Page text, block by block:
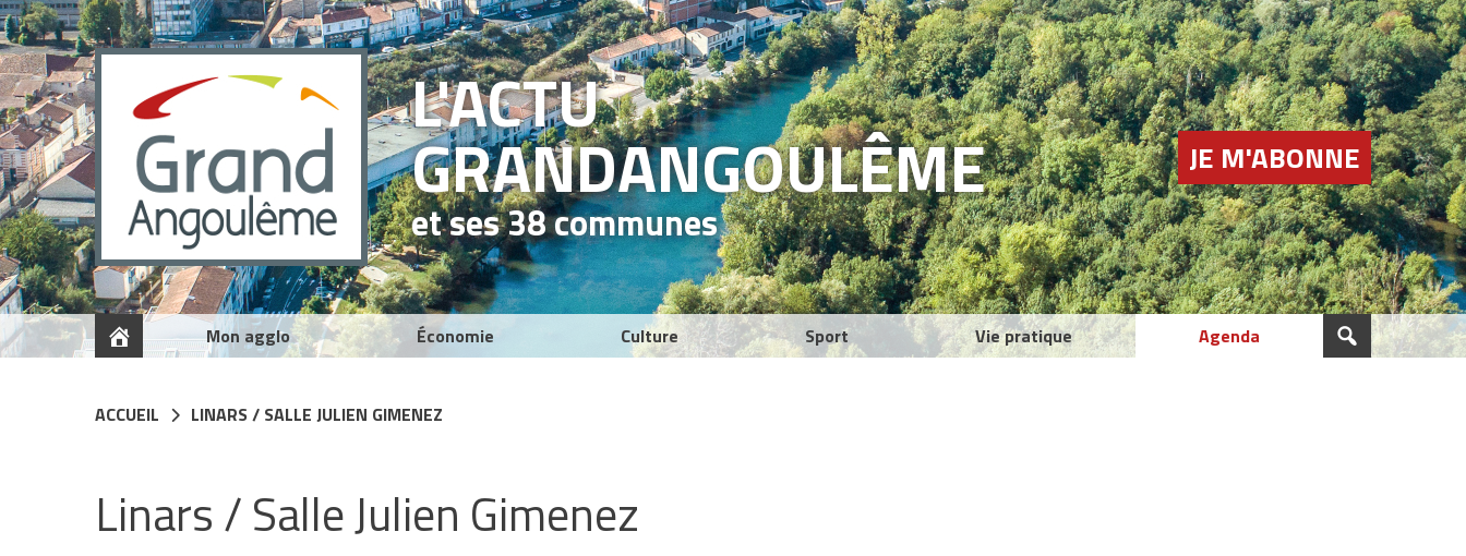
L'ACTU
GRANDANGOULÊME
et ses 38 communes
JE M'ABONNE
Mon agglo Économie Culture Sport Vie pratique Agenda
ACCUEIL LINARS / SALLE JULIEN GIMENEZ
Linars / Salle Julien Gimenez
Panneau de gestion des cookies